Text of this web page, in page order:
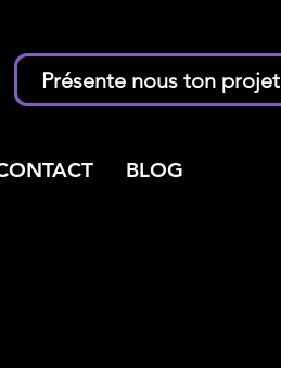
Présente nous ton projet
BLOG